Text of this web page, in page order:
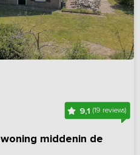
9,1(19 reviews)
middenin de